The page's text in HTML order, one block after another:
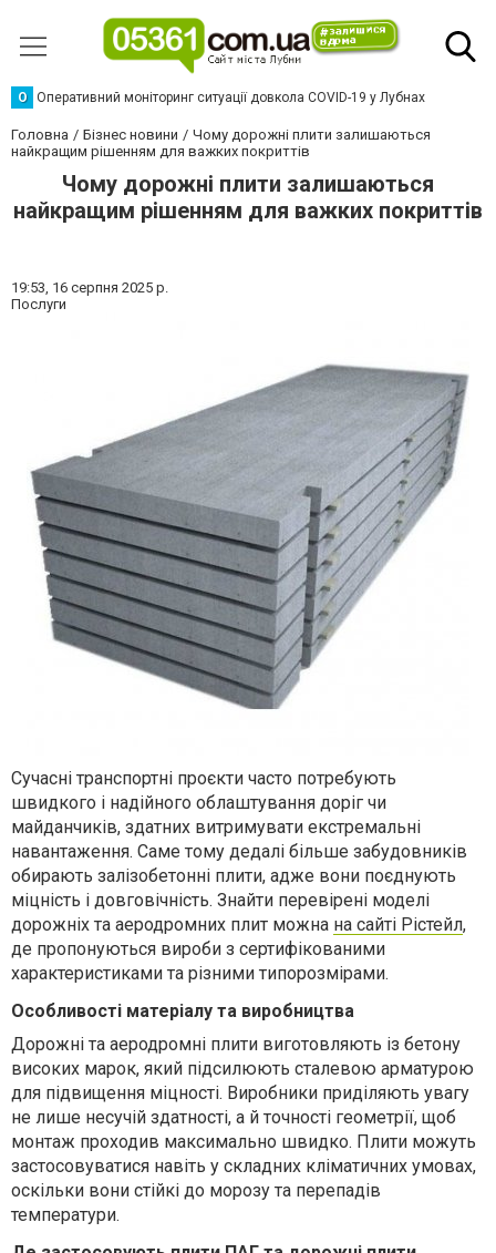
О Оперативний моніторинг ситуації довкола COVID-19 у Лубнах
Головна Бізнес новини
Чому дорожні плити залишаються
найкращим рішенням для важких покриттів
Чому дорожні плити залишаються
найкращим рішенням для важких покриттів
19:53, 16 серпня 2025 р.
Послуги
Сучасні транспортні проєкти часто потребують
швидкого і надійного облаштування доріг чи
майданчиків, здатних витримувати екстремальні
навантаження. Саме тому дедалі більше забудовників
обирають залізобетонні плити, адже вони поєднують
міцність і довговічність. Знайти перевірені моделі
дорожніх та аеродромних плит можна на сайті Рістейл,
де пропонуються вироби з сертифікованими
характеристиками та різними типорозмірами.
Особливості матеріалу та виробництва
Дорожні та аеродромні плити виготовляють із бетону
високих марок, який підсилюють сталевою арматурою
для підвищення міцності. Виробники приділяють увагу
не лише несучій здатності, а й точності геометрії, щоб
монтаж проходив максимально швидко. Плити можуть
застосовуватися навіть у складних кліматичних умовах,
оскільки вони стійкі до морозу та перепадів
температури.